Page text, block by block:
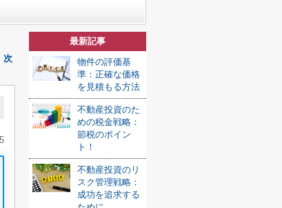
次
最新記事
物件の評価基
準：正確な価格
を見積もる方法
不動産投資のた
めの税金戦略：
節税のポイン
ト！
不動産投資のリ
スク管理戦略：
成功を追求する